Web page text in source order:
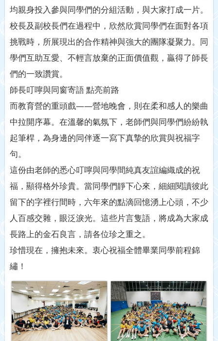
均親身投入參與同學們的分組活動，與大家打成一片。
校長及副校長們在過程中，欣然欣賞同學們在面對各項
挑戰時，所展現出的合作精神與強大的團隊凝聚力。同
學們互助互愛、不輕言放棄的正面價值觀，贏得了師長
們的一致讚賞。
師長叮嚀與同窗寄語 點亮前路
而教育營的重頭戲——營地晚會，則在柔和感人的樂曲
中拉開序幕。在溫馨的氣氛下，老師們與同學們紛紛執
起筆桿，為身邊的同伴逐一寫下真摯的欣賞與祝福字
句。
這份由老師的悉心叮嚀與同學間純真友誼編織成的祝
福，顯得格外珍貴。當同學們靜下心來，細細閱讀彼此
留下的字裡行間時，六年來的點滴回憶湧上心頭，不少
人百感交雜，眼泛淚光。這些片言隻語，將成為大家成
長路上的金石良言，請各位珍之重之。
珍惜現在，擁抱未來。衷心祝福全體畢業同學前程錦
繡！